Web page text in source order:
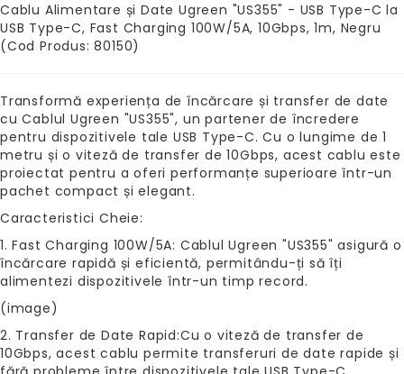
Cablu Alimentare și Date Ugreen "US355" - USB Type-C la
USB Type-C, Fast Charging 100W/5A, 10Gbps, 1m, Negru
(Cod Produs: 80150)
Transformă experiența de încărcare și transfer de date
cu Cablul Ugreen "US355", un partener de încredere
pentru dispozitivele tale USB Type-C. Cu o lungime de 1
metru și o viteză de transfer de 10Gbps, acest cablu este
proiectat pentru a oferi performanțe superioare într-un
pachet compact și elegant.
Caracteristici Cheie:
1. Fast Charging 100W/5A: Cablul Ugreen "US355" asigură o
încărcare rapidă și eficientă, permitându-ți să îți
alimentezi dispozitivele într-un timp record.
(image)
2. Transfer de Date Rapid:Cu o viteză de transfer de
10Gbps, acest cablu permite transferuri de date rapide și